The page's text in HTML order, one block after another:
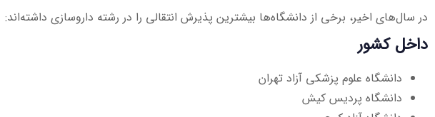
در سال‌های اخیر، برخی از دانشگاه‌ها بیشترین پذیرش انتقالی را در رشته داروسازی داشته‌اند:
داخل کشور
دانشگاه علوم پزشکی آزاد تهران
دانشگاه پردیس کیش